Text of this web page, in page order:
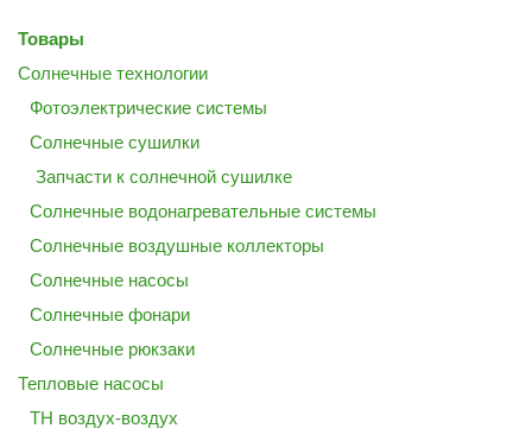
Товары
Солнечные технологии
Фотоэлектрические системы
Солнечные сушилки
Запчасти к солнечной сушилке
Солнечные водонагревательные системы
Солнечные воздушные коллекторы
Солнечные насосы
Солнечные фонари
Солнечные рюкзаки
Тепловые насосы
ТН воздух-воздух